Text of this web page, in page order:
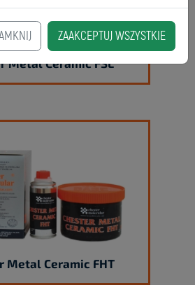
Metal Ceramic FSL
Metal Ceramic FHT
ZAAKCEPTUJ WSZYSTKIE